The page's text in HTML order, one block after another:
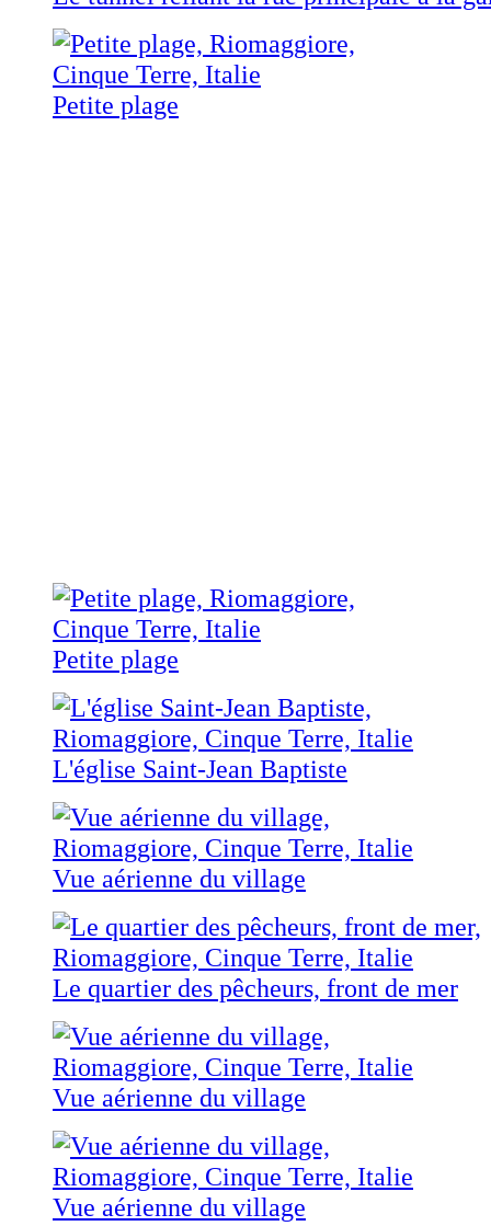
Petite plage
Petite plage
L'église Saint-Jean Baptiste
Vue aérienne du village
Le quartier des pêcheurs, front de mer
Vue aérienne du village
Vue aérienne du village